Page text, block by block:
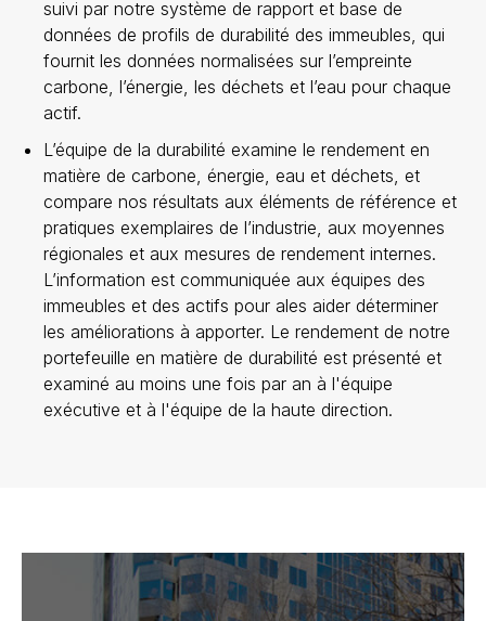
suivi par notre système de rapport et base de
données de profils de durabilité des immeubles, qui
fournit les données normalisées sur l’empreinte
carbone, l’énergie, les déchets et l’eau pour chaque
actif.
L’équipe de la durabilité examine le rendement en
matière de carbone, énergie, eau et déchets, et
compare nos résultats aux éléments de référence et
pratiques exemplaires de l’industrie, aux moyennes
régionales et aux mesures de rendement internes.
L’information est communiquée aux équipes des
immeubles et des actifs pour ales aider déterminer
les améliorations à apporter. Le rendement de notre
portefeuille en matière de durabilité est présenté et
examiné au moins une fois par an à l'équipe
exécutive et à l'équipe de la haute direction.